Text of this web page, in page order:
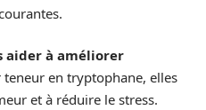
aider à améliorer
teneur en tryptophane, elles
et à réduire le stress.